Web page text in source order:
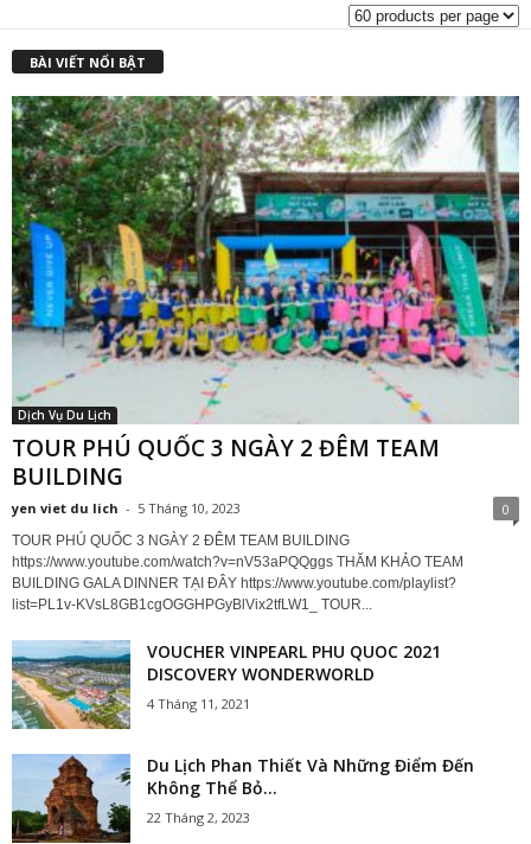
BÀI VIẾT NỔI BẬT
Dịch Vụ Du Lịch
TOUR PHÚ QUỐC 3 NGÀY 2 ĐÊM TEAM
BUILDING
yen viet du lich - 5 Tháng 10, 2023 0
TOUR PHÚ QUỐC 3 NGÀY 2 ĐÊM TEAM BUILDING
https://www.youtube.com/watch?v=nV53aPQQggs THĂM KHẢO TEAM
BUILDING GALA DINNER TẠI ĐÂY https://www.youtube.com/playlist?
list=PL1v-KVsL8GB1cgOGGHPGyBlVix2tfLW1_ TOUR...
VOUCHER VINPEARL PHU QUOC 2021
DISCOVERY WONDERWORLD
4 Tháng 11, 2021
Du Lịch Phan Thiết Và Những Điểm Đến
Không Thể Bỏ...
22 Tháng 2, 2023